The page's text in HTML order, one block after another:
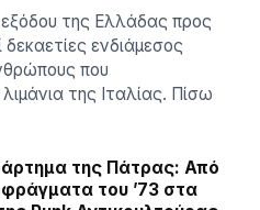
της Ελλάδας προς
ενδιάμεσος
που
της Ιταλίας. Πίσω
της Πάτρας: Από
του ’73 στα